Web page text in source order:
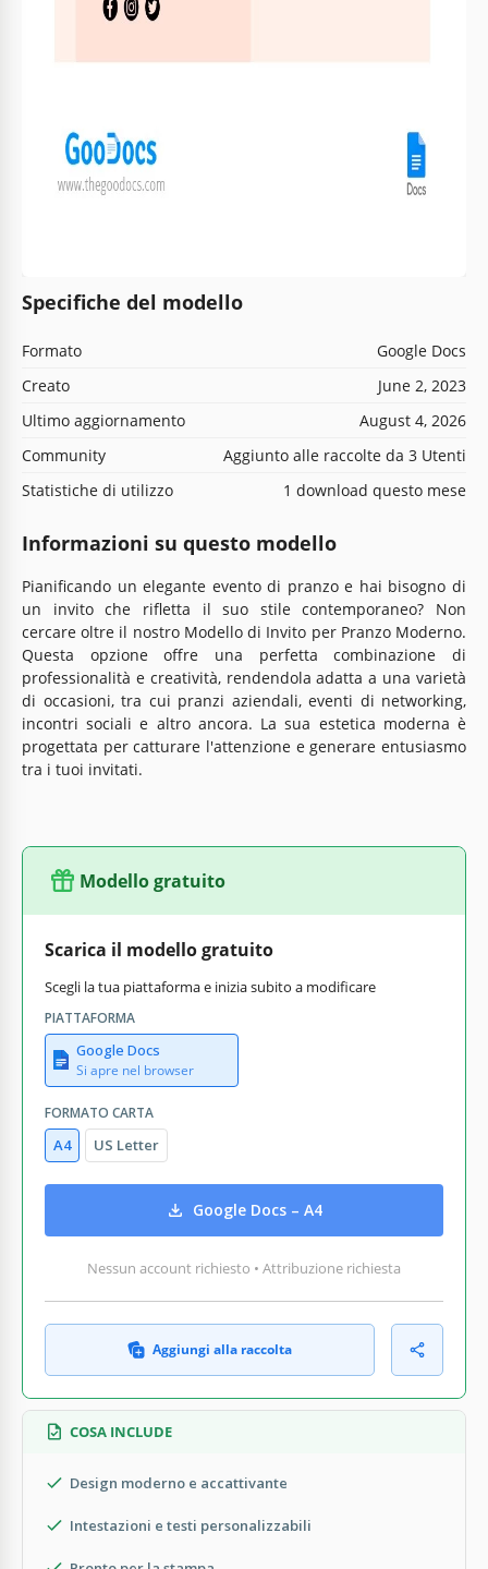
Specifiche del modello
Formato
Google Docs
Creato
June 2, 2023
Ultimo aggiornamento
August 4, 2026
Community
Aggiunto alle raccolte da 3 Utenti
Statistiche di utilizzo
1 download questo mese
Informazioni su questo modello
Pianificando un elegante evento di pranzo e hai bisogno di
un invito che rifletta il suo stile contemporaneo? Non
cercare oltre il nostro Modello di Invito per Pranzo Moderno.
Questa opzione offre una perfetta combinazione di
professionalità e creatività, rendendola adatta a una varietà
di occasioni, tra cui pranzi aziendali, eventi di networking,
incontri sociali e altro ancora. La sua estetica moderna è
progettata per catturare l'attenzione e generare entusiasmo
tra i tuoi invitati.
Modello gratuito
Scarica il modello gratuito
Scegli la tua piattaforma e inizia subito a modificare
PIATTAFORMA
Google Docs
Si apre nel browser
FORMATO CARTA
A4 US Letter
Google Docs – A4
Nessun account richiesto • Attribuzione richiesta
Aggiungi alla raccolta
COSA INCLUDE
Design moderno e accattivante
Intestazioni e testi personalizzabili